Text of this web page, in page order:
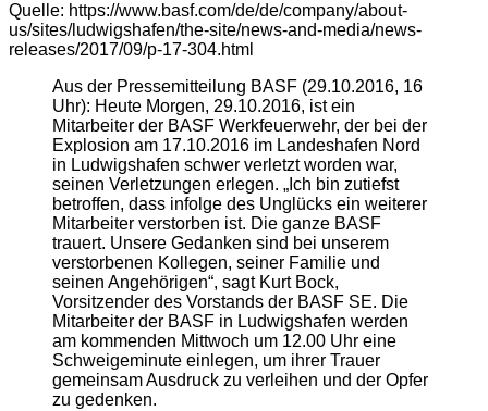
Quelle: https://www.basf.com/de/de/company/about-
us/sites/ludwigshafen/the-site/news-and-media/news-
releases/2017/09/p-17-304.html
Aus der Pressemitteilung BASF (29.10.2016, 16
Uhr): Heute Morgen, 29.10.2016, ist ein
Mitarbeiter der BASF Werkfeuerwehr, der bei der
Explosion am 17.10.2016 im Landeshafen Nord
in Ludwigshafen schwer verletzt worden war,
seinen Verletzungen erlegen. „Ich bin zutiefst
betroffen, dass infolge des Unglücks ein weiterer
Mitarbeiter verstorben ist. Die ganze BASF
trauert. Unsere Gedanken sind bei unserem
verstorbenen Kollegen, seiner Familie und
seinen Angehörigen“, sagt Kurt Bock,
Vorsitzender des Vorstands der BASF SE. Die
Mitarbeiter der BASF in Ludwigshafen werden
am kommenden Mittwoch um 12.00 Uhr eine
Schweigeminute einlegen, um ihrer Trauer
gemeinsam Ausdruck zu verleihen und der Opfer
zu gedenken.